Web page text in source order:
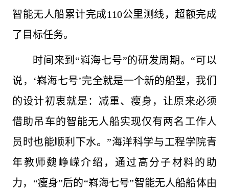
智能无人船累计完成110公里测线，超额完成
了目标任务。
时间来到“嵙海七号”的研发周期。“可以
说，‘嵙海七号’完全就是一个新的船型，我们
的设计初衷就是：减重、瘦身，让原来必须
借助吊车的智能无人船实现仅有两名工作人
员时也能顺利下水。”海洋科学与工程学院青
年教师魏峥嵘介绍，通过高分子材料的助
力，“瘦身”后的“嵙海七号”智能无人船船体由